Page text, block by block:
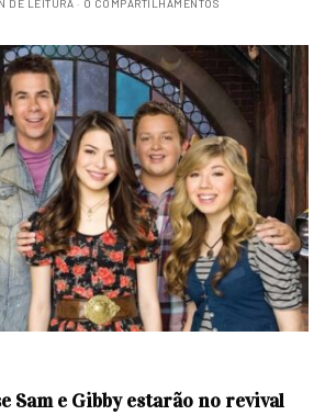
DE LEITURA 0 COMPARTILHAMENTOS
Sam e Gibby estarão no revival